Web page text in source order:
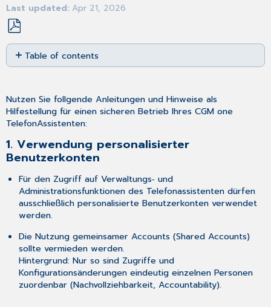
Last updated Apr 21, 2026
Save
as
PDF
Table of contents
personalisierter
Benutzerkonten
2.
und
Berechtigungsprinzipien
3.
Kontrolle
von
Weiterleitungen
und
Kommunikationswegen
4.
Nutzung
vertrauenswürdiger
Endgeräte
Nutzen Sie follgende Anleitungen und Hinweise als
Hilfestellung für einen sicheren Betrieb Ihres CGM one
TelefonAssistenten:
1. Verwendung personalisierter
Benutzerkonten
Für den Zugriff auf Verwaltungs‑ und
Administrationsfunktionen des Telefonassistenten dürfen
ausschließlich personalisierte Benutzerkonten verwendet
werden.
Die Nutzung gemeinsamer Accounts (Shared Accounts)
sollte vermieden werden.
Hintergrund: Nur so sind Zugriffe und
Konfigurationsänderungen eindeutig einzelnen Personen
zuordenbar (Nachvollziehbarkeit, Accountability).